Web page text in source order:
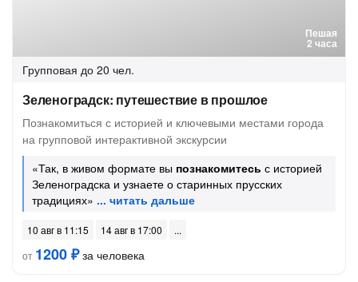
Пешая
2 часа
Групповая до 20 чел.
Зеленоградск: путешествие в прошлое
Познакомиться с историей и ключевыми местами города
на групповой интерактивной экскурсии
«Так, в живом формате вы познакомитесь с историей
Зеленоградска и узнаете о старинных прусских
традициях»
10 авг в 11:15
14 авг в 17:00
от 1200 ₽за человека